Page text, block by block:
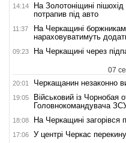
14:14
На Золотоніщині
потрапив під авто
11:37
На Черкащині
нараховуватимуть
09:23 На Черкащині через
07
20:01 Черкащанин незаконно
19:05
Військовий із Чорнобая
Головнокомандувача
18:08 На Черкащині загорівся
17:06 У центрі Черкас